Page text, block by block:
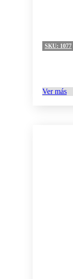
SKU: 1077
Ver más